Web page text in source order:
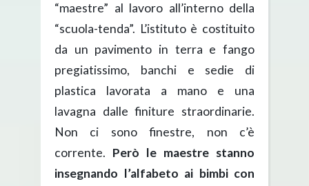
“maestre” al lavoro all’interno della
“scuola-tenda”. L’istituto è costituito
da un pavimento in terra e fango
pregiatissimo, banchi e sedie di
plastica lavorata a mano e una
lavagna dalle finiture straordinarie.
Non ci sono finestre, non c’è
corrente. Però le maestre stanno
insegnando l’alfabeto ai bimbi con